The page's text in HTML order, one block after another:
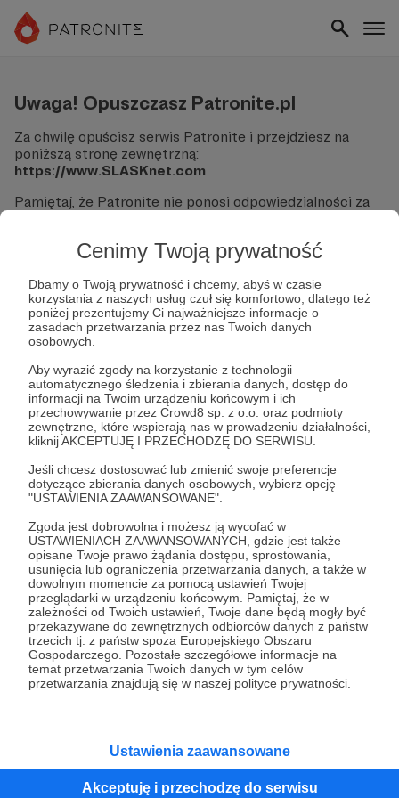
Cenimy Twoją prywatność
Dbamy o Twoją prywatność i chcemy, abyś w czasie
korzystania z naszych usług czuł się komfortowo, dlatego też
poniżej prezentujemy Ci najważniejsze informacje o
zasadach przetwarzania przez nas Twoich danych
osobowych.
Aby wyrazić zgody na korzystanie z technologii
automatycznego śledzenia i zbierania danych, dostęp do
informacji na Twoim urządzeniu końcowym i ich
przechowywanie przez Crowd8 sp. z o.o. oraz podmioty
zewnętrzne, które wspierają nas w prowadzeniu działalności,
kliknij AKCEPTUJĘ I PRZECHODZĘ DO SERWISU.
Jeśli chcesz dostosować lub zmienić swoje preferencje
dotyczące zbierania danych osobowych, wybierz opcję
"USTAWIENIA ZAAWANSOWANE".
Zgoda jest dobrowolna i możesz ją wycofać w
USTAWIENIACH ZAAWANSOWANYCH, gdzie jest także
opisane Twoje prawo żądania dostępu, sprostowania,
usunięcia lub ograniczenia przetwarzania danych, a także w
dowolnym momencie za pomocą ustawień Twojej
przeglądarki w urządzeniu końcowym. Pamiętaj, że w
zależności od Twoich ustawień, Twoje dane będą mogły być
przekazywane do zewnętrznych odbiorców danych z państw
trzecich tj. z państw spoza Europejskiego Obszaru
Gospodarczego. Pozostałe szczegółowe informacje na
temat przetwarzania Twoich danych w tym celów
przetwarzania znajdują się w naszej polityce prywatności.
Ustawienia zaawansowane
Akceptuję i przechodzę do serwisu
Uwaga! Opuszczasz Patronite.pl
Za chwilę opuścisz serwis Patronite i przejdziesz na
poniższą stronę zewnętrzną:
https://www.SLASKnet.com
Pamiętaj, że Patronite nie ponosi odpowiedzialności za
Nie podawaj swoich danych logowania ani informacji
finansowych na podjerzanych stronach.
Sprawdź dokładnie adres URL, zanim klikniesz przycisk
"Tak, przejdź do strony".
Jeśli masz wątpliwości, wróć do Patronite i zweryfikuj
link.
Czy na pewno chcesz kontynuować?
Tak, przejdź do strony
Kategorie
O Patronite
Dodatkowe produkty
Pomoc
RegulaminPolityka prywatnościPatronite Commons
Unia Europejska